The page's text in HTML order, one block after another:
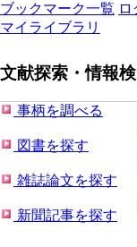
ブックマーク一覧 ロ
マイライブラリ
文献探索・情報
事柄を調べる
図書を探す
雑誌論文を探す
新聞記事を探す